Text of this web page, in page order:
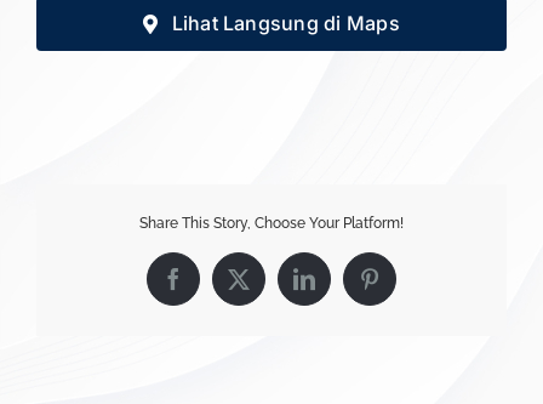
Lihat Langsung di Maps
Share This Story, Choose Your Platform!
Facebook
X LinkedInPinterest